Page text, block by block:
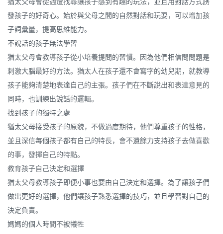
猶太父母會從週遭找尋讓孩子感到有趣的玩法，並且用對話方式誘
發孩子的好奇心。始於與父母之間的自然對話和玩耍，可以增加孩
子詞彙量，提高思維能力。
不說話的孩子無法學習
猶太父母會教導孩子從小培養提問的習慣。因為他們相信問問題是
刺激大腦最好的方法。猶太人在孩子還不會寫字的幼兒期，就教導
孩子能夠清楚地表達自己的主張。孩子們在不斷說出和表達意見的
同時，也訓練出說話的邏輯。
找到孩子的獨特之處
猶太父母接受孩子的原貌，不做過度期待，他們尊重孩子的性格，
並且深信每個孩子都有自己的特長，會不遺餘力支持孩子去做喜歡
的事，發揮自己的特點。
教育孩子自己決定和選擇
猶太父母教導孩子即便小事也要由自己決定和選擇。為了讓孩子們
做出更好的選擇，他們讓孩子熟悉選擇的技巧，並且學習對自己的
決定負責。
媽媽的個人時間不被犧牲